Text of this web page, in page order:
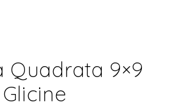
Quadrata 9×9
Glicine